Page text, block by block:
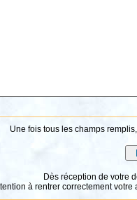
Une fois tous les champs
Dès réception de votre
à rentrer correctement